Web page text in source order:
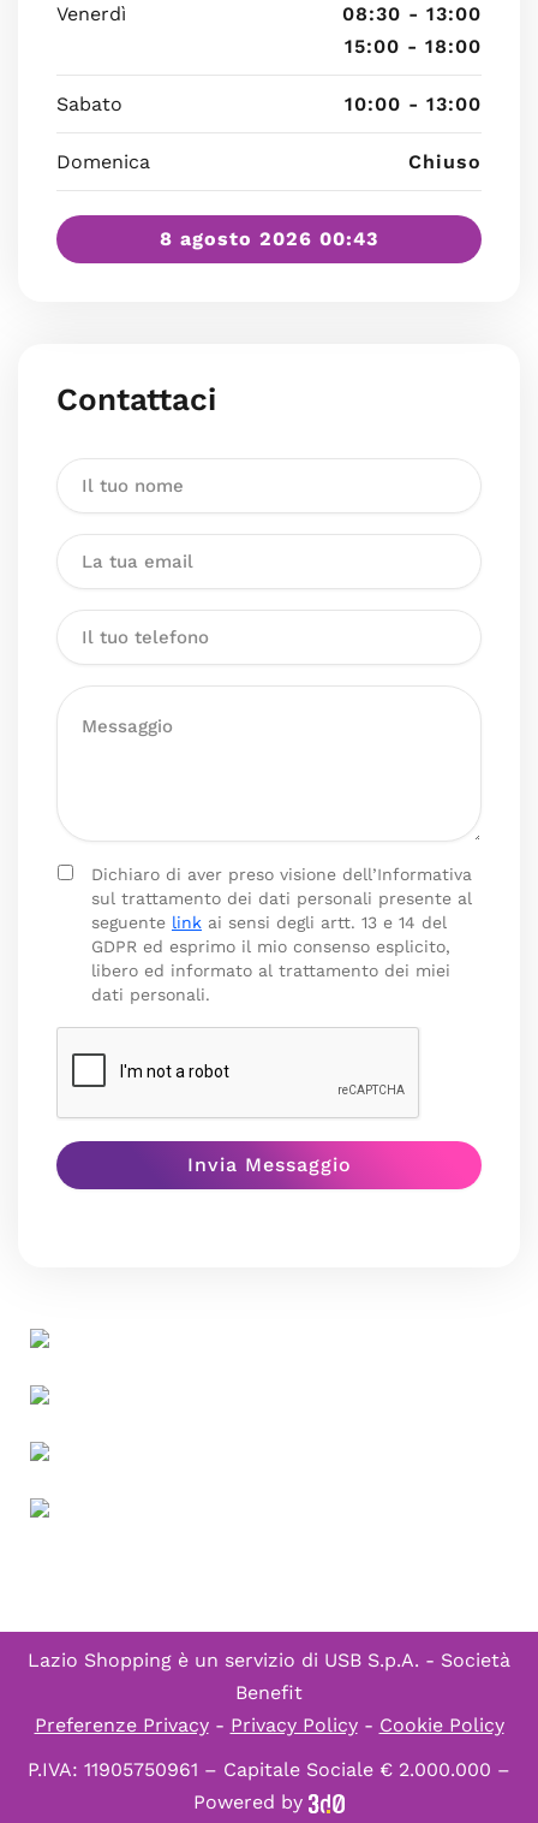
Venerdì
08:30 - 13:00
15:00 - 18:00
Sabato 10:00 - 13:00
Domenica Chiuso
8 agosto 2026 00:43
Contattaci
Dichiaro di aver preso visione dell’Informativa
sul trattamento dei dati personali presente al
seguente link ai sensi degli artt. 13 e 14 del
GDPR ed esprimo il mio consenso esplicito,
libero ed informato al trattamento dei miei
dati personali.
Lazio Shopping è un servizio di USB S.p.A. - Società
Benefit
Preferenze Privacy- Privacy Policy- Cookie Policy
P.IVA: 11905750961 – Capitale Sociale € 2.000.000 –
Powered by